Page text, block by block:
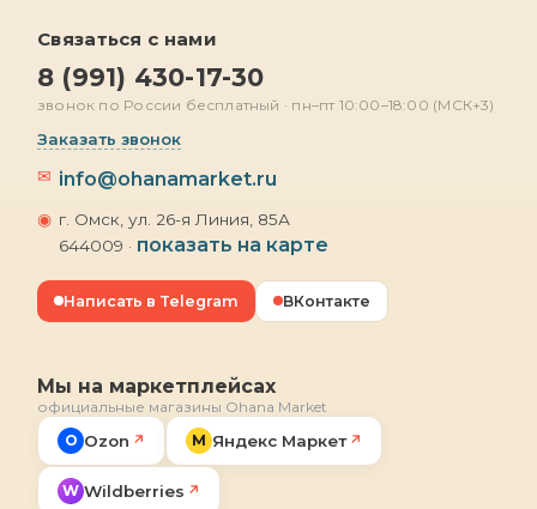
Связаться с нами
8 (991) 430-17-30
звонок по России бесплатный · пн–пт 10:00–18:00 (МСК+3)
Заказать звонок
✉ info@ohanamarket.ru
◉ г. Омск, ул. 26-я Линия, 85А
644009 · показать на карте
Написать в Telegram ВКонтакте
Мы на маркетплейсах
официальные магазины Ohana Market
O Ozon ↗ М Яндекс Маркет ↗
W Wildberries ↗